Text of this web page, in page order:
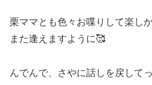
栗ママとも色々お喋りして楽し
また逢えますように🥰
んでんで、さやに話しを戻して